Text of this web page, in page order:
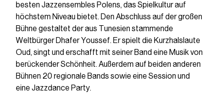
besten Jazzensembles Polens, das Spielkultur auf
höchstem Niveau bietet. Den Abschluss auf der großen
Bühne gestaltet der aus Tunesien stammende
Weltbürger Dhafer Youssef. Er spielt die Kurzhalslaute
Oud, singt und erschafft mit seiner Band eine Musik von
berückender Schönheit. Außerdem auf beiden anderen
Bühnen 20 regionale Bands sowie eine Session und
eine Jazzdance Party.